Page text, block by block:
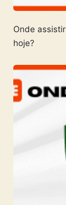
Onde
hoje?